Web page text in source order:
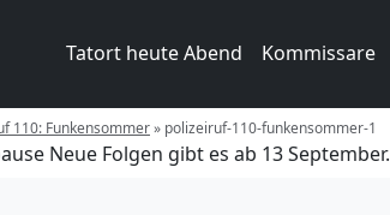
Tatort heute Abend Kommissare
110: Funkensommer» polizeiruf-110-funkensommer-1
Neue Folgen gibt es ab 13 September.